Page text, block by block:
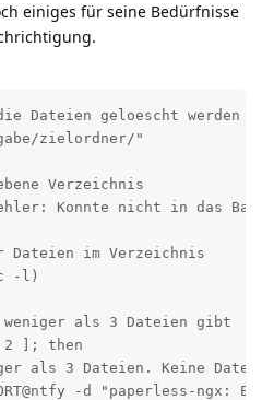
einiges für seine Bedürfnisse
Dateien geloescht werden
zielordner/"
Verzeichnis
Konnte nicht in das
Dateien im Verzeichnis
-l)
als 3 Dateien gibt
2 ]; then
als 3 Dateien. Keine
-d "paperless-ngx: